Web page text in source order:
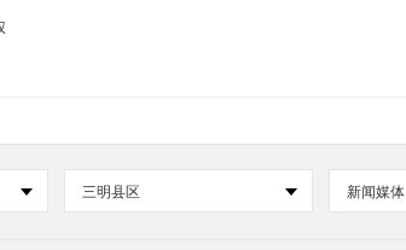
三明县区 新闻媒体